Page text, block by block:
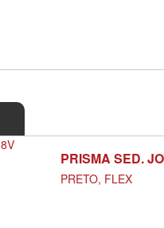
PRISMA SED.
PRETO, FLEX